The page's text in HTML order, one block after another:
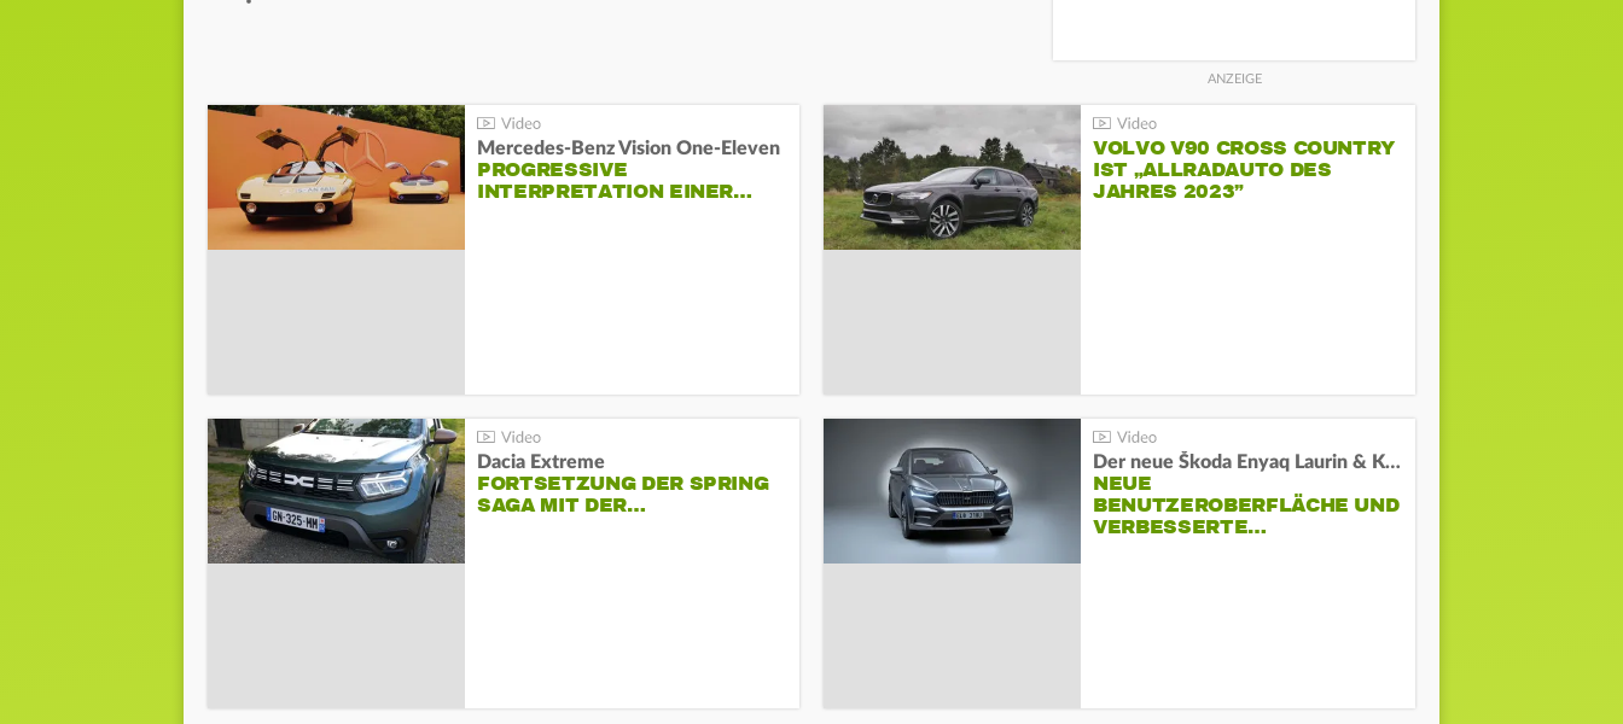
Mercedes-Benz Vision One-Eleven
PROGRESSIVE
INTERPRETATION EINER…
VOLVO V90 CROSS COUNTRY
IST „ALLRADAUTO DES
JAHRES 2023”
Dacia Extreme
FORTSETZUNG DER SPRING
SAGA MIT DER…
Der neue Škoda Enyaq Laurin & Klement
NEUE
BENUTZEROBERFLÄCHE UND
VERBESSERTE…